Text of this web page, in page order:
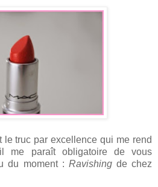
le truc par excellence qui me rend
me paraît obligatoire de vous
du moment : Ravishingde chez